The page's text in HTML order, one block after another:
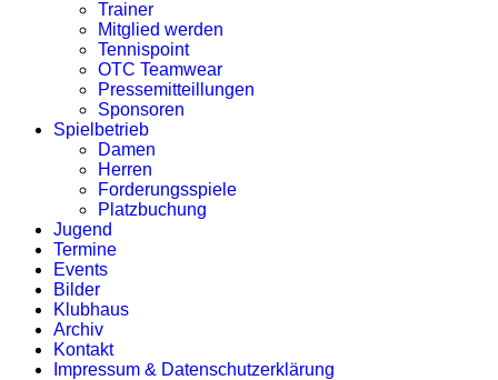
Trainer
Mitglied werden
Tennispoint
OTC Teamwear
Pressemitteillungen
Sponsoren
Spielbetrieb
Damen
Herren
Forderungsspiele
Platzbuchung
Jugend
Termine
Events
Bilder
Klubhaus
Archiv
Kontakt
Impressum & Datenschutzerklärung